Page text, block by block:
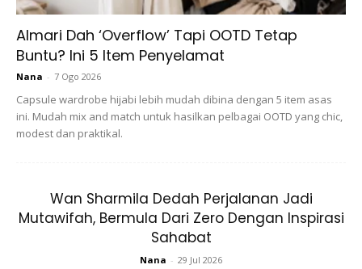
Almari Dah ‘Overflow’ Tapi OOTD Tetap
Buntu? Ini 5 Item Penyelamat
Nana - 7 Ogo 2026
Capsule wardrobe hijabi lebih mudah dibina dengan 5 item asas
ini. Mudah mix and match untuk hasilkan pelbagai OOTD yang chic,
modest dan praktikal.
Wan Sharmila Dedah Perjalanan Jadi
Mutawifah, Bermula Dari Zero Dengan Inspirasi
Sahabat
Nana - 29 Jul 2026